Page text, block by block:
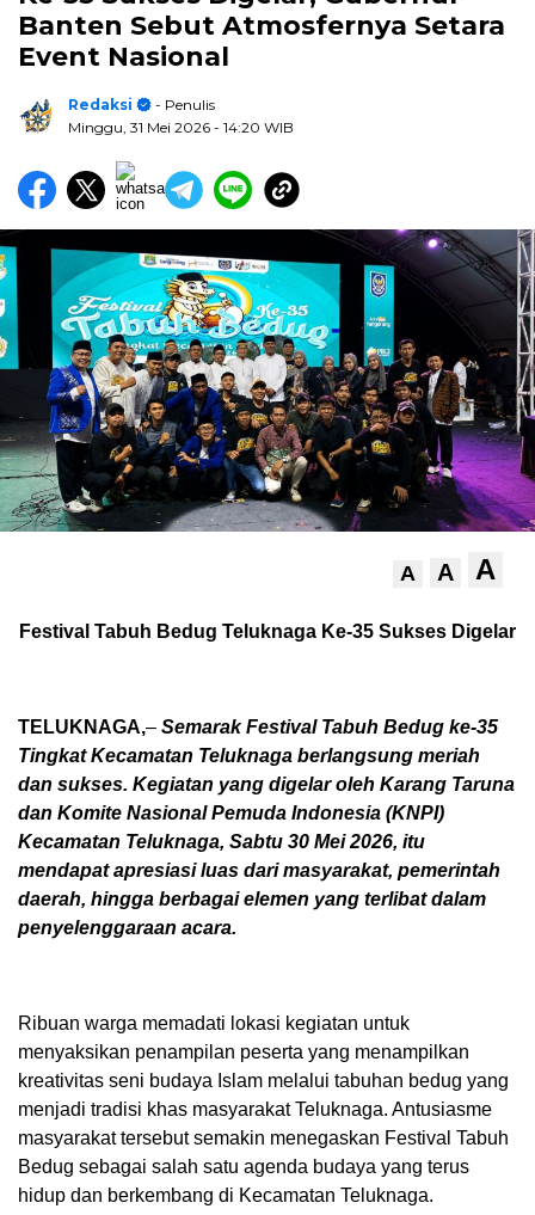
Banten Sebut Atmosfernya Setara
Event Nasional
Redaksi
- Penulis
Minggu, 31 Mei 2026 - 14:20 WIB
A A A
Festival Tabuh Bedug Teluknaga Ke-35 Sukses Digelar
TELUKNAGA,– Semarak Festival Tabuh Bedug ke-35
Tingkat Kecamatan Teluknaga berlangsung meriah
dan sukses. Kegiatan yang digelar oleh Karang Taruna
dan Komite Nasional Pemuda Indonesia (KNPI)
Kecamatan Teluknaga, Sabtu 30 Mei 2026, itu
mendapat apresiasi luas dari masyarakat, pemerintah
daerah, hingga berbagai elemen yang terlibat dalam
penyelenggaraan acara.
Ribuan warga memadati lokasi kegiatan untuk
menyaksikan penampilan peserta yang menampilkan
kreativitas seni budaya Islam melalui tabuhan bedug yang
menjadi tradisi khas masyarakat Teluknaga. Antusiasme
masyarakat tersebut semakin menegaskan Festival Tabuh
Bedug sebagai salah satu agenda budaya yang terus
hidup dan berkembang di Kecamatan Teluknaga.